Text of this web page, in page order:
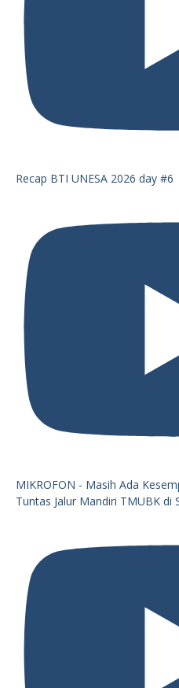
Recap BTI UNESA 2026 day #6
MIKROFON - Masih Ada
Tuntas Jalur Mandiri TMUBK di